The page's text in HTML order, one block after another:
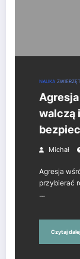
NAUKA
walczą
Michał
Agresja
przybierać
…
Czytaj dalej